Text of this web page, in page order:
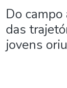
Do
das
jovens